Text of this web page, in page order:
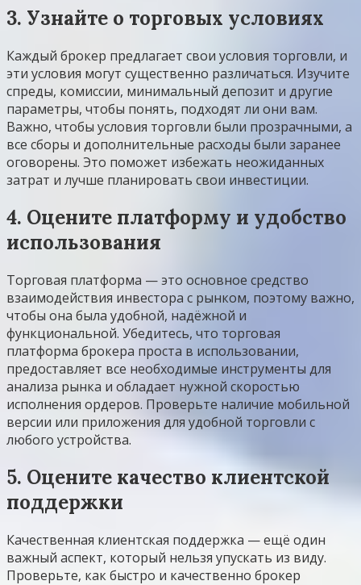
3. Узнайте о торговых условиях
Каждый брокер предлагает свои условия торговли, и
эти условия могут существенно различаться. Изучите
спреды, комиссии, минимальный депозит и другие
параметры, чтобы понять, подходят ли они вам.
Важно, чтобы условия торговли были прозрачными, а
все сборы и дополнительные расходы были заранее
оговорены. Это поможет избежать неожиданных
затрат и лучше планировать свои инвестиции.
4. Оцените платформу и удобство
использования
Торговая платформа — это основное средство
взаимодействия инвестора с рынком, поэтому важно,
чтобы она была удобной, надёжной и
функциональной. Убедитесь, что торговая
платформа брокера проста в использовании,
предоставляет все необходимые инструменты для
анализа рынка и обладает нужной скоростью
исполнения ордеров. Проверьте наличие мобильной
версии или приложения для удобной торговли с
любого устройства.
5. Оцените качество клиентской
поддержки
Качественная клиентская поддержка — ещё один
важный аспект, который нельзя упускать из виду.
Проверьте, как быстро и качественно брокер